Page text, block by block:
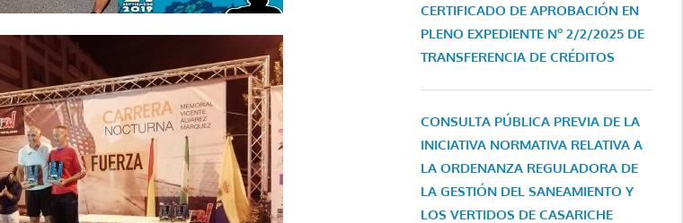
CERTIFICADO DE APROBACIÓN EN
PLENO EXPEDIENTE Nº 2/2/2025 DE
TRANSFERENCIA DE CRÉDITOS
CONSULTA PÚBLICA PREVIA DE LA
INICIATIVA NORMATIVA RELATIVA A
LA ORDENANZA REGULADORA DE
LA GESTIÓN DEL SANEAMIENTO Y
LOS VERTIDOS DE CASARICHE